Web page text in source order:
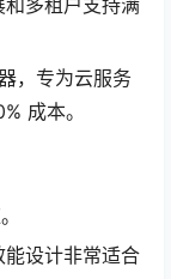
多租户支持满
，专为云服务
成本。
设计非常适合